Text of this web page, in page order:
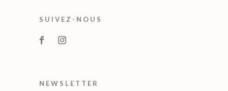
SUIVEZ-NOUS
NEWSLETTER